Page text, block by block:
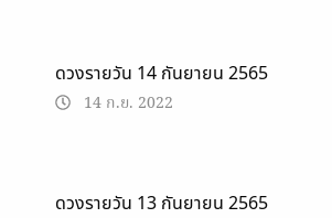
ดวงรายวัน 14 กันยายน 2565
14 ก.ย. 2022
ดวงรายวัน 13 กันยายน 2565